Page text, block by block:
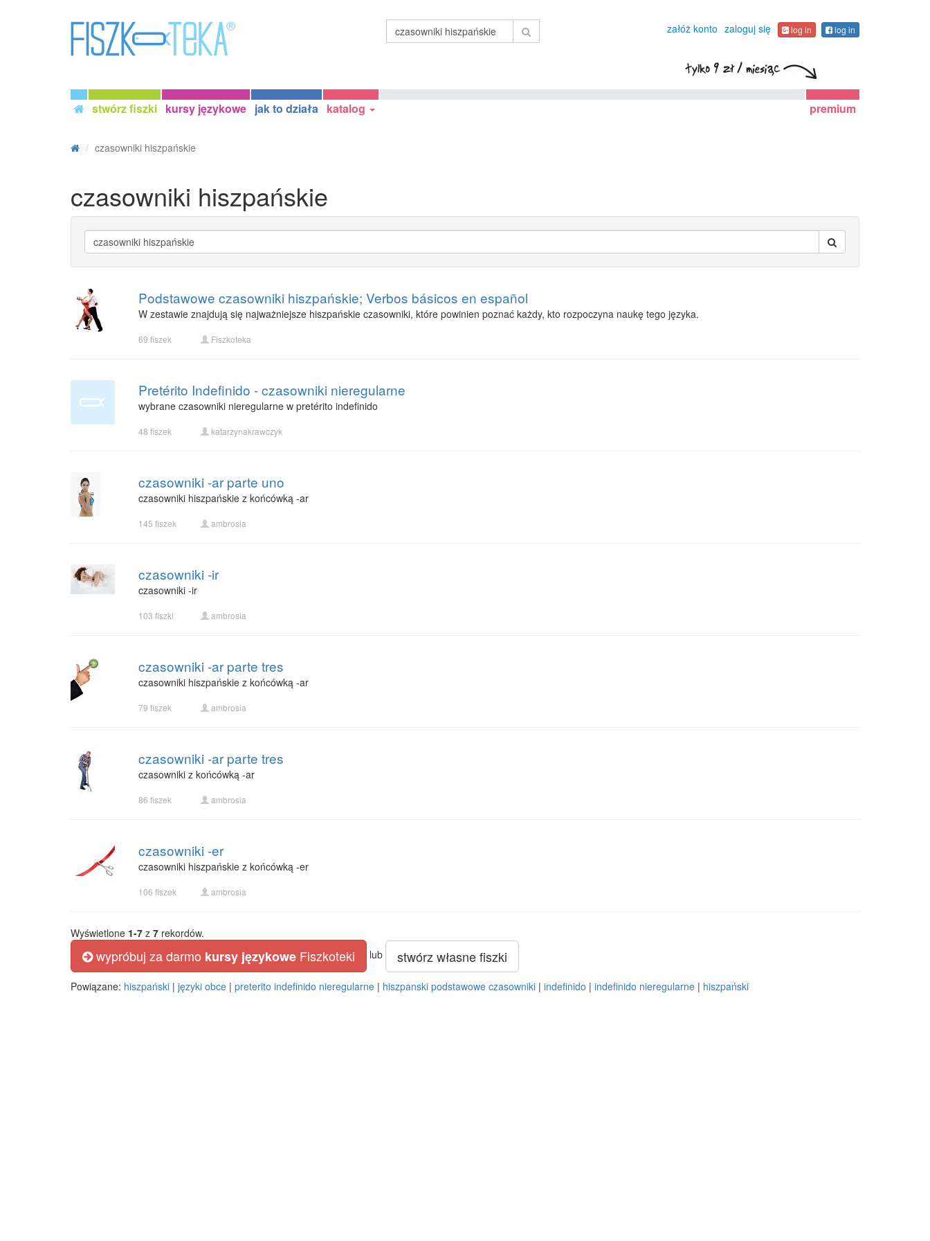
załóż konto zaloguj się log in log in
stwórz fiszki kursy językowe jak to działa katalog premium
czasowniki hiszpańskie
czasowniki hiszpańskie
Podstawowe czasowniki hiszpańskie; Verbos básicos en español
W zestawie znajdują się najważniejsze hiszpańskie czasowniki, które powinien poznać każdy, kto rozpoczyna naukę tego języka.
69 fiszek Fiszkoteka
Pretérito Indefinido - czasowniki nieregularne
wybrane czasowniki nieregularne w pretérito indefinido
48 fiszek katarzynakrawczyk
czasowniki -ar parte uno
czasowniki hiszpańskie z końcówką -ar
145 fiszek ambrosia
czasowniki -ir
czasowniki -ir
103 fiszki ambrosia
czasowniki -ar parte tres
czasowniki hiszpańskie z końcówką -ar
79 fiszek ambrosia
czasowniki -ar parte tres
czasowniki z końcówką -ar
86 fiszek ambrosia
czasowniki -er
czasowniki hiszpańskie z końcówką -er
106 fiszek ambrosia
Wyświetlone 1-7 z 7 rekordów.
wypróbuj za darmo kursy językowe Fiszkoteki lub stwórz własne fiszki
Powiązane: hiszpański | języki obce | preterito indefinido nieregularne | hiszpanski podstawowe czasowniki | indefinido | indefinido nieregularne | hiszpański